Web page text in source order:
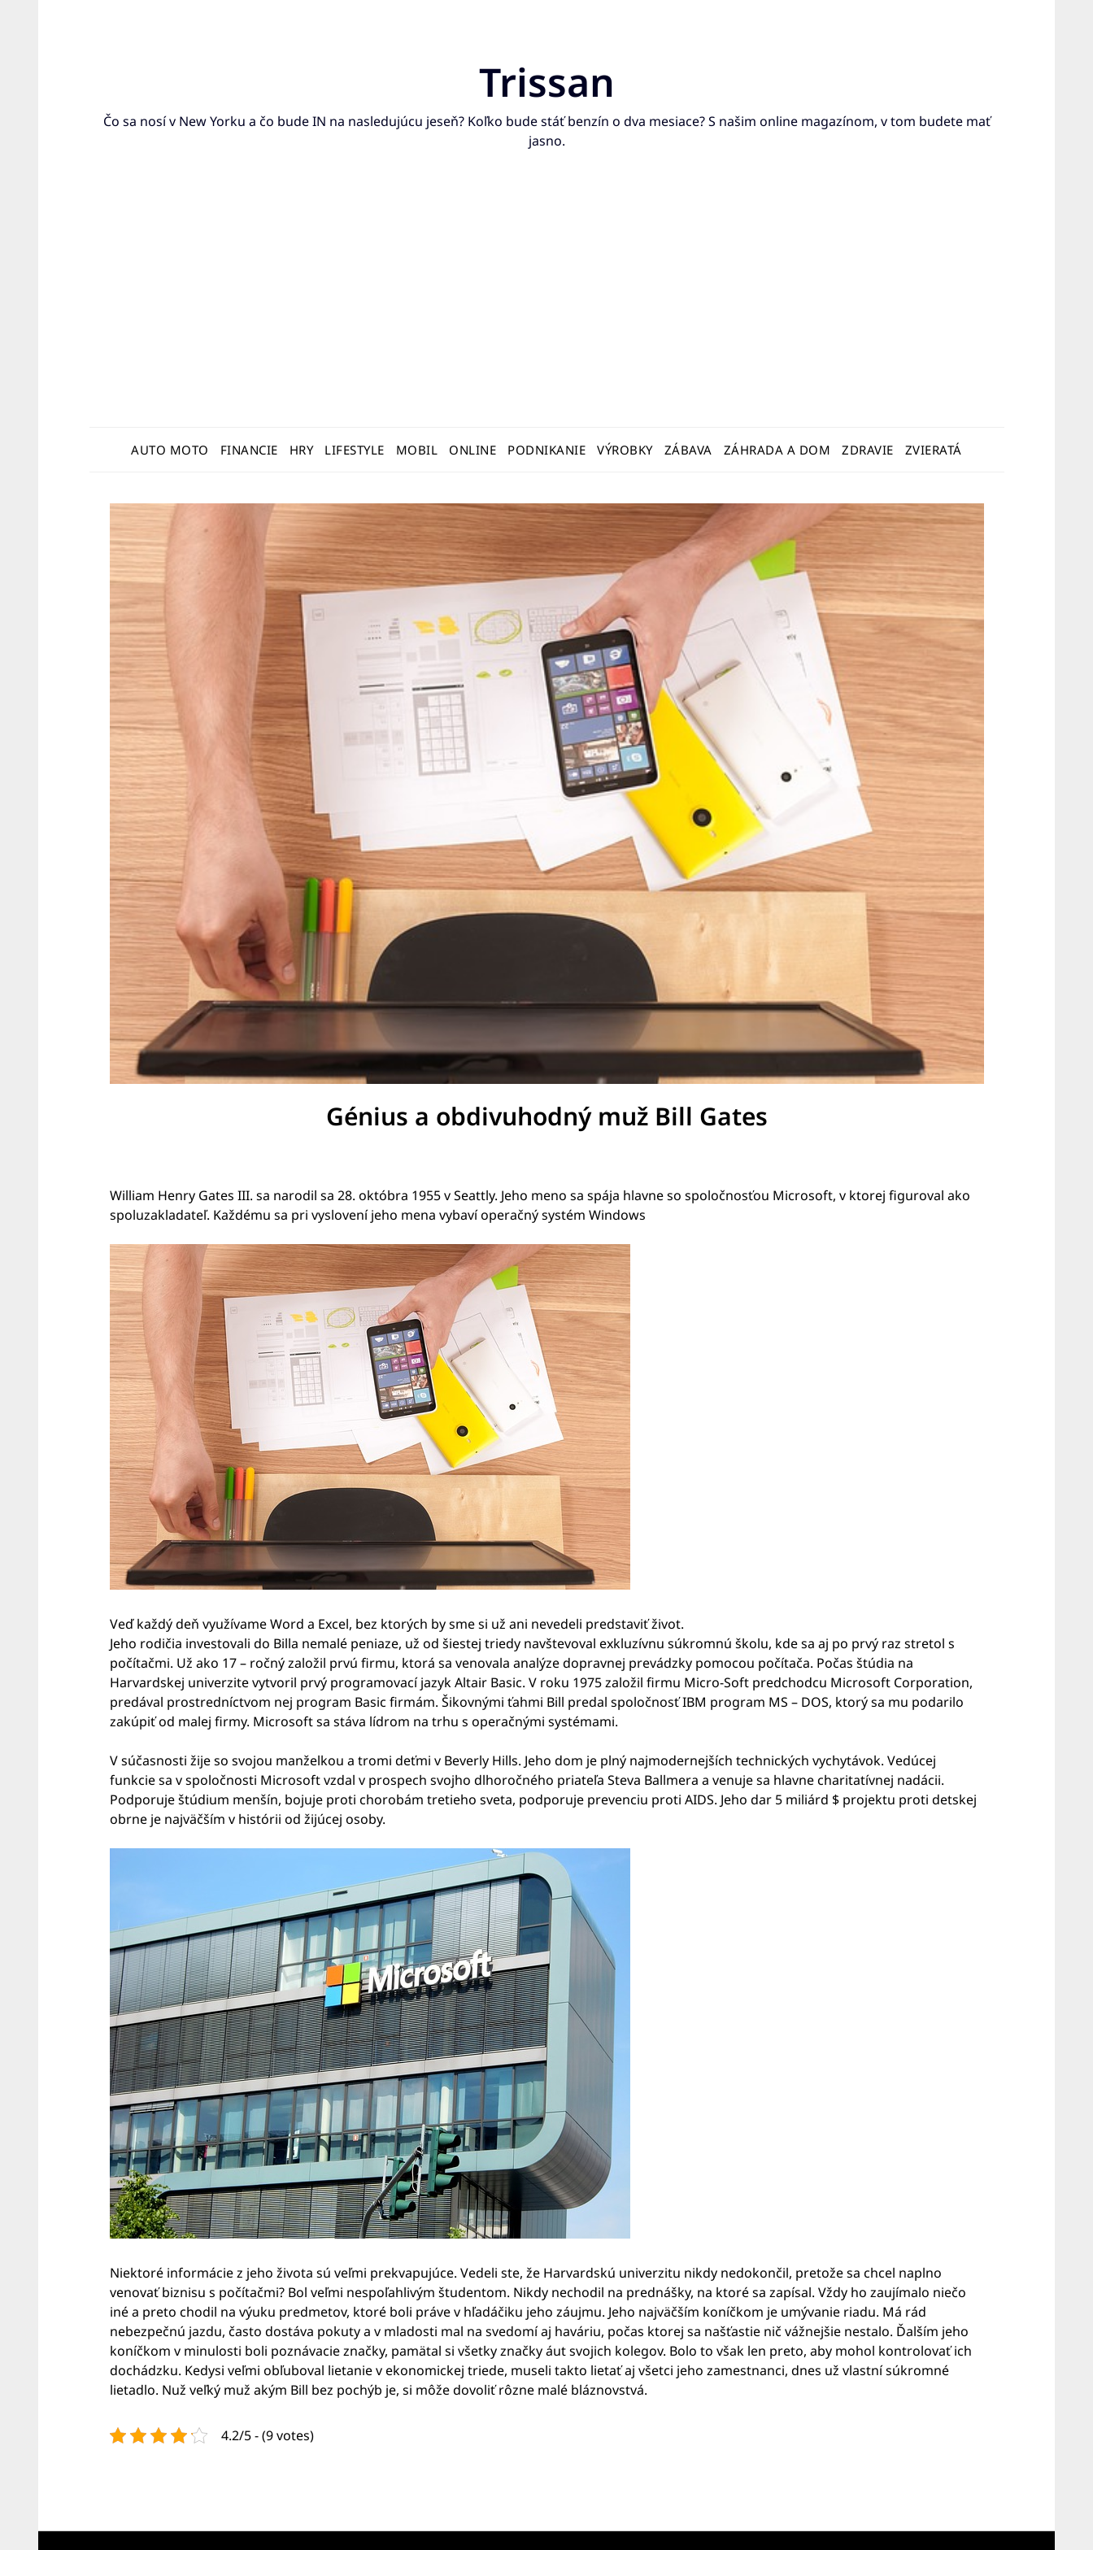
Trissan
Čo sa nosí v New Yorku a čo bude IN na nasledujúcu jeseň? Koľko bude stáť benzín o dva mesiace? S našim online magazínom, v tom budete mať
jasno.
AUTO MOTO FINANCIE HRY LIFESTYLE MOBIL ONLINE PODNIKANIE VÝROBKY ZÁBAVA ZÁHRADA A DOM ZDRAVIE ZVIERATÁ
Génius a obdivuhodný muž Bill Gates
William Henry Gates III. sa narodil sa 28. októbra 1955 v Seattly. Jeho meno sa spája hlavne so spoločnosťou Microsoft, v ktorej figuroval ako
spoluzakladateľ. Každému sa pri vyslovení jeho mena vybaví operačný systém Windows
Veď každý deň využívame Word a Excel, bez ktorých by sme si už ani nevedeli predstaviť život.
Jeho rodičia investovali do Billa nemalé peniaze, už od šiestej triedy navštevoval exkluzívnu súkromnú školu, kde sa aj po prvý raz stretol s
počítačmi. Už ako 17 – ročný založil prvú firmu, ktorá sa venovala analýze dopravnej prevádzky pomocou počítača. Počas štúdia na
Harvardskej univerzite vytvoril prvý programovací jazyk Altair Basic. V roku 1975 založil firmu Micro-Soft predchodcu Microsoft Corporation,
predával prostredníctvom nej program Basic firmám. Šikovnými ťahmi Bill predal spoločnosť IBM program MS – DOS, ktorý sa mu podarilo
zakúpiť od malej firmy. Microsoft sa stáva lídrom na trhu s operačnými systémami.
V súčasnosti žije so svojou manželkou a tromi deťmi v Beverly Hills. Jeho dom je plný najmodernejších technických vychytávok. Vedúcej
funkcie sa v spoločnosti Microsoft vzdal v prospech svojho dlhoročného priateľa Steva Ballmera a venuje sa hlavne charitatívnej nadácii.
Podporuje štúdium menšín, bojuje proti chorobám tretieho sveta, podporuje prevenciu proti AIDS. Jeho dar 5 miliárd $ projektu proti detskej
obrne je najväčším v histórii od žijúcej osoby.
Niektoré informácie z jeho života sú veľmi prekvapujúce. Vedeli ste, že Harvardskú univerzitu nikdy nedokončil, pretože sa chcel naplno
venovať biznisu s počítačmi? Bol veľmi nespoľahlivým študentom. Nikdy nechodil na prednášky, na ktoré sa zapísal. Vždy ho zaujímalo niečo
iné a preto chodil na výuku predmetov, ktoré boli práve v hľadáčiku jeho záujmu. Jeho najväčším koníčkom je umývanie riadu. Má rád
nebezpečnú jazdu, často dostáva pokuty a v mladosti mal na svedomí aj haváriu, počas ktorej sa našťastie nič vážnejšie nestalo. Ďalším jeho
koníčkom v minulosti boli poznávacie značky, pamätal si všetky značky áut svojich kolegov. Bolo to však len preto, aby mohol kontrolovať ich
dochádzku. Kedysi veľmi obľuboval lietanie v ekonomickej triede, museli takto lietať aj všetci jeho zamestnanci, dnes už vlastní súkromné
lietadlo. Nuž veľký muž akým Bill bez pochýb je, si môže dovoliť rôzne malé bláznovstvá.
4.2/5 - (9 votes)